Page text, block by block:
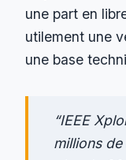
une part en
utilement une
une base
“IEEE
millions